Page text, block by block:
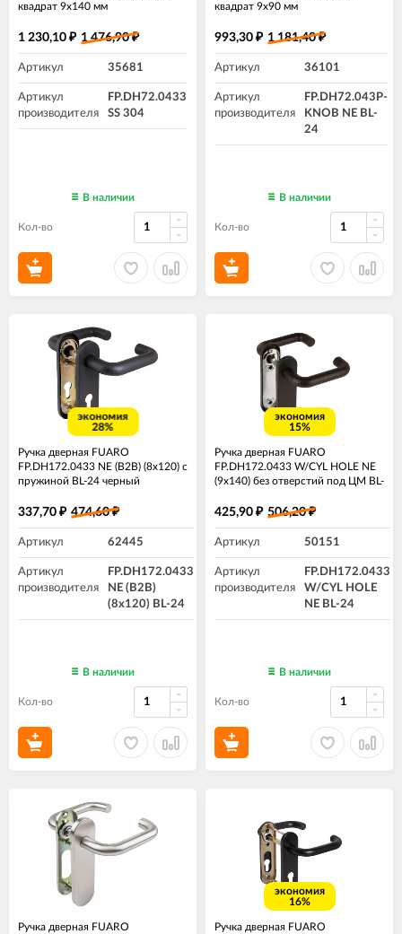
квадрат 9x140 мм
1 230,10 ₽ 1 476,90₽
Артикул 35681
Артикул
производителя
FP.DH72.0433
SS 304
В наличии
Кол-во
квадрат 9x90 мм
993,30 ₽ 1 181,40₽
Артикул 36101
Артикул
производителя
FP.DH72.043P-
KNOB NE BL-
24
В наличии
Кол-во
экономия
28%
Ручка дверная FUARO
FP.DH172.0433 NE (B2B) (8x120) с
пружиной BL-24 черный
337,70 ₽ 474,60₽
Артикул 62445
Артикул
производителя
FP.DH172.0433
NE (B2B)
(8x120) BL-24
В наличии
Кол-во
экономия
15%
Ручка дверная FUARO
FP.DH172.0433 W/CYL HOLE NE
(9x140) без отверстий под ЦМ BL-
425,90 ₽ 506,20₽
Артикул 50151
Артикул
производителя
FP.DH172.0433
W/CYL HOLE
NE BL-24
В наличии
Кол-во
Ручка дверная FUARO
экономия
16%
Ручка дверная FUARO